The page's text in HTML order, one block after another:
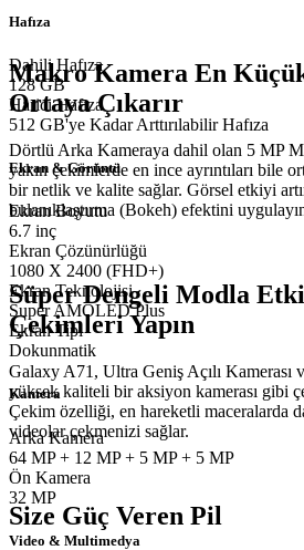
Makro Kamera En
Ortaya Çıkarır
Dörtlü Arka Kameraya dahil olan 5 MP
yakın çekimlerde en ince ayrıntıları bile
bir netlik ve kalite sağlar. Görsel etkiyi
bulanıklaştırma (Bokeh) efektini
Süper Dengeli Modla
Çekimleri Yapın
Galaxy A71, Ultra Geniş Açılı Kamerası
yüksek kaliteli bir aksiyon kamerası gibi
Çekim özelliği, en hareketli maceralarda
videolar çekmenizi sağlar.
Size Güç Veren Pil
Hafıza
Dahili Hafıza
128 GB
Harici Hafıza
512 GB'ye Kadar Arttırılabilir Hafıza
Ekran & Görüntü
Ekran Boyutu
6.7 inç
Ekran Çözünürlüğü
1080 X 2400 (FHD+)
Ekran Teknolojisi
Super AMOLED Plus
Ekran Tipi
Dokunmatik
Kamera
Arka Kamera
64 MP + 12 MP + 5 MP + 5 MP
Ön Kamera
32 MP
Video & Multimedya